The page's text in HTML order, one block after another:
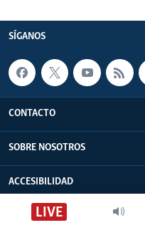
LIVE
SÍGANOS
CONTACTO
SOBRE NOSOTROS
ACCESIBILIDAD
EDITORIALES